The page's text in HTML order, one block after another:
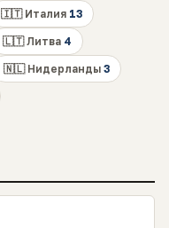
🇮🇹 Италия 13
🇱🇹 Литва 4
🇳🇱 Нидерланды 3